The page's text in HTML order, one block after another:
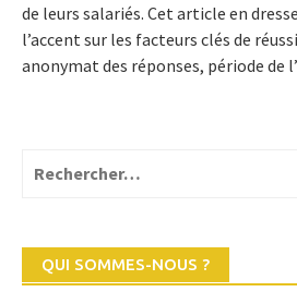
de leurs salariés. Cet article en
l’accent sur les facteurs clés de
anonymat des réponses, période de
QUI SOMMES-NOUS ?